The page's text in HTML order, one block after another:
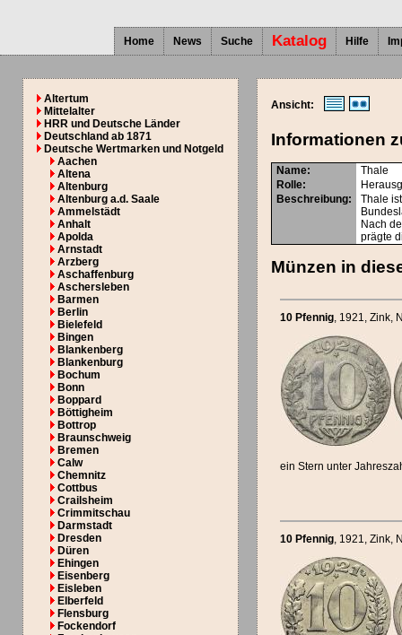
Home News Suche Katalog Hilfe
Altertum
Mittelalter
HRR und Deutsche Länder
Deutschland ab 1871
Deutsche Wertmarken und Notgeld
Aachen
Altena
Altenburg
Altenburg a.d. Saale
Ammelstädt
Anhalt
Apolda
Arnstadt
Arzberg
Aschaffenburg
Aschersleben
Barmen
Berlin
Bielefeld
Bingen
Blankenberg
Blankenburg
Bochum
Bonn
Boppard
Böttigheim
Bottrop
Braunschweig
Bremen
Calw
Chemnitz
Cottbus
Crailsheim
Crimmitschau
Darmstadt
Dresden
Düren
Ehingen
Eisenberg
Eisleben
Elberfeld
Flensburg
Fockendorf
Ansicht:
Informationen
Name:
Thale
Rolle:
Beschreibung:
Thale
Nach
prägte
Münzen in
10 Pfennig, 1921, Zink,
ein Stern unter
10 Pfennig, 1921, Zink,